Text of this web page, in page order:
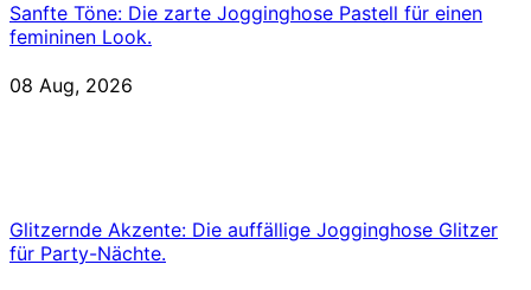
Sanfte Töne: Die zarte Jogginghose Pastell für einen
femininen Look.
08 Aug, 2026
Glitzernde Akzente: Die auffällige Jogginghose Glitzer
für Party-Nächte.